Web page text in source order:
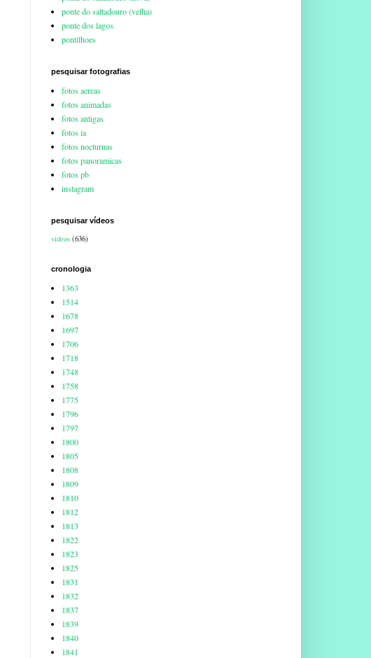
ponte do saltadouro (velha)
ponte dos lagos
pontilhoes
pesquisar fotografias
fotos aereas
fotos animadas
fotos antigas
fotos ia
fotos nocturnas
fotos panoramicas
fotos pb
instagram
pesquisar vídeos
videos (636)
cronologia
1363
1514
1678
1697
1706
1718
1748
1758
1775
1796
1797
1800
1805
1808
1809
1810
1812
1813
1822
1823
1825
1831
1832
1837
1839
1840
1841